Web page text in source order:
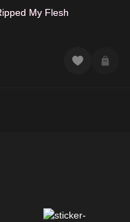
My Flesh